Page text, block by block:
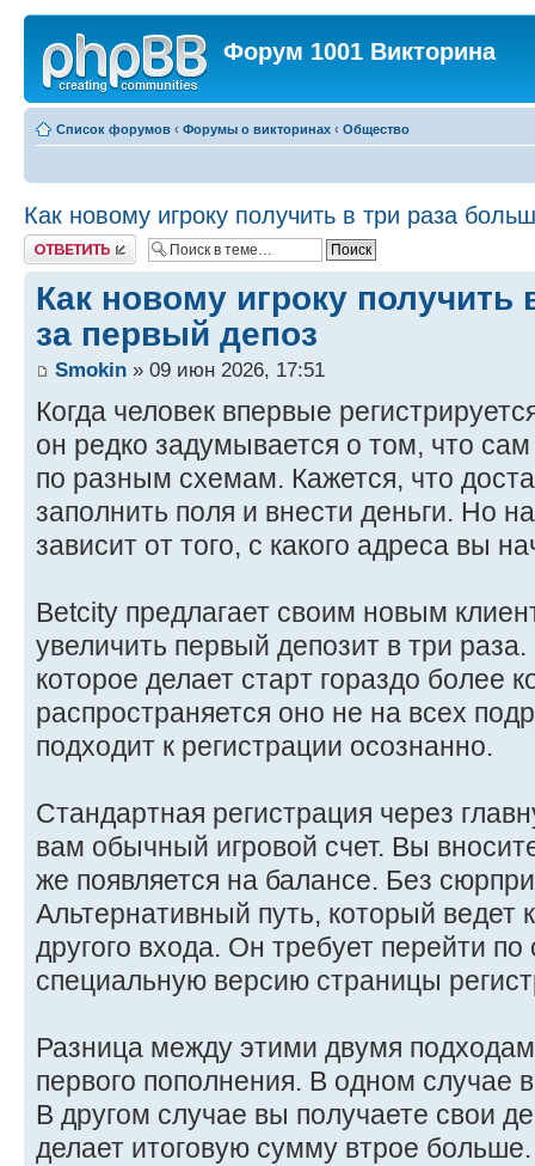
Форум 1001 Викторина
Список форумов ‹ Форумы о викторинах ‹ Общество
Как новому игроку получить в три раза
Ответить
Как новому игроку получить
за первый депоз
Smokin » 09 июн 2026, 17:51
Когда человек впервые
он редко задумывается о том, что
по разным схемам. Кажется, что
заполнить поля и внести деньги. Но
зависит от того, с какого адреса вы
Betcity предлагает своим новым
увеличить первый депозит в три
которое делает старт гораздо
распространяется оно не на всех
подходит к регистрации осознанно.
Стандартная регистрация через
вам обычный игровой счет. Вы
же появляется на балансе. Без
Альтернативный путь, который ведет
другого входа. Он требует перейти
специальную версию страницы
Разница между этими двумя
первого пополнения. В одном случае
В другом случае вы получаете свои
делает итоговую сумму втрое больше.